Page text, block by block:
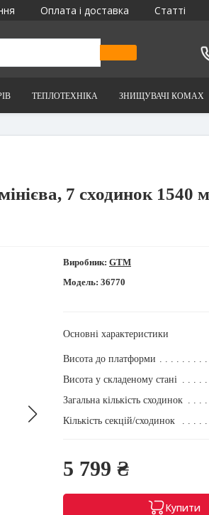
Оплата і доставка Статті
ТЕПЛОТЕХНІКА ЗНИЩУВАЧІ КОМАХ
7 сходинок 1540
Виробник: GTM
Модель: 36770
Основні характеристики
Висота до платформи
Висота у складеному стані
Загальна кількість сходинок
Кількість секцій/сходинок
5 799 ₴
Купити